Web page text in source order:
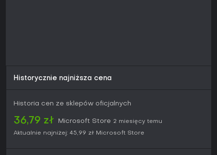
Historycznie najniższa cena
Historia cen ze sklepów oficjalnych
36,79 zł Microsoft Store 2 miesięcy temu
Aktualnie najniżej: 45,99 zł Microsoft Store